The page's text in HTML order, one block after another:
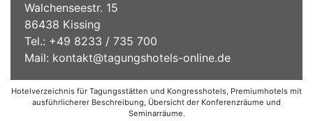
Walchenseestr. 15
86438 Kissing
Tel.: +49 8233 / 735 700
Mail: kontakt@tagungshotels-online.de
Hotelverzeichnis für Tagungsstätten und Kongresshotels, Premiumhotels mit
ausführlicherer Beschreibung, Übersicht der Konferenzräume und
Seminarräume.